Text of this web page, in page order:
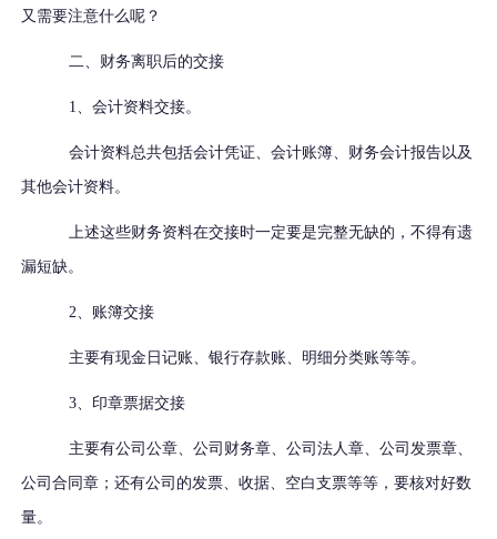
又需要注意什么呢？
二、财务离职后的交接
1、会计资料交接。
会计资料总共包括会计凭证、会计账簿、财务会计报告以及
其他会计资料。
上述这些财务资料在交接时一定要是完整无缺的，不得有遗
漏短缺。
2、账簿交接
主要有现金日记账、银行存款账、明细分类账等等。
3、印章票据交接
主要有公司公章、公司财务章、公司法人章、公司发票章、
公司合同章；还有公司的发票、收据、空白支票等等，要核对好数
量。